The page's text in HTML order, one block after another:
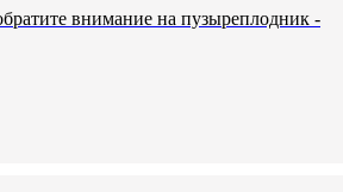
внимание на пузыреплодник -